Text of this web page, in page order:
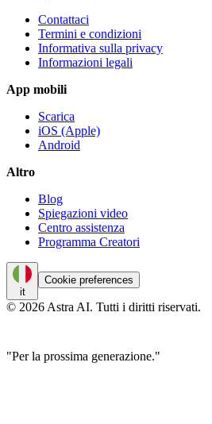
Contattaci
Termini e condizioni
Informativa sulla privacy
Informazioni legali
App mobili
Scarica
iOS (Apple)
Android
Altro
Blog
Spiegazioni video
Centro assistenza
Programma Creatori
it
Cookie preferences
© 2026 Astra AI. Tutti i diritti riservati.
"Per la prossima generazione."